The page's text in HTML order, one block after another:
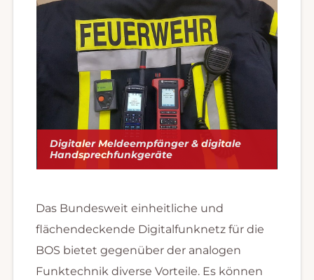
Digitaler Meldeempfänger & digitale
Handsprechfunkgeräte
Das Bundesweit einheitliche und
flächendeckende Digitalfunknetz für die
BOS bietet gegenüber der analogen
Funktechnik diverse Vorteile. Es können